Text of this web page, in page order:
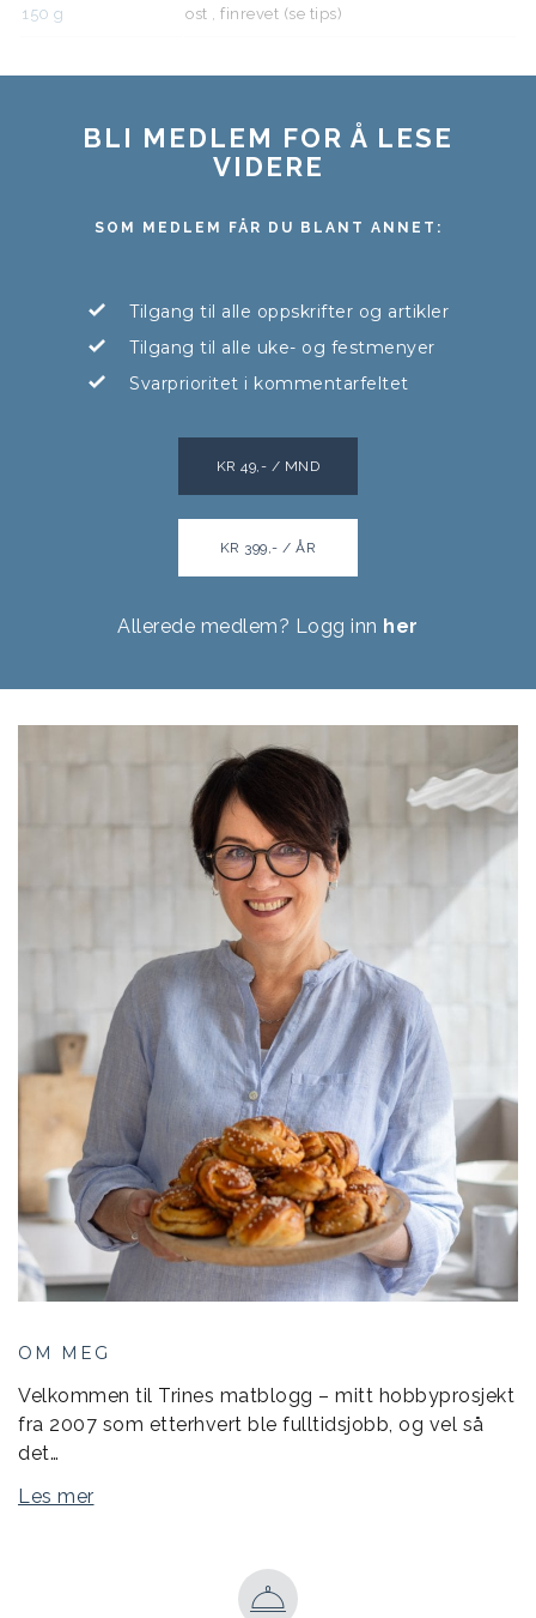
150 g ost , finrevet (se tips)
BLI MEDLEM FOR Å LESE
VIDERE
SOM MEDLEM FÅR DU BLANT ANNET:
Tilgang til alle oppskrifter og artikler
Tilgang til alle uke- og festmenyer
Svarprioritet i kommentarfeltet
KR 49,- / MND
KR 399,- / ÅR
Allerede medlem? Logg inn her
OM MEG
Velkommen til Trines matblogg – mitt hobbyprosjekt
fra 2007 som etterhvert ble fulltidsjobb, og vel så
det…
Les mer